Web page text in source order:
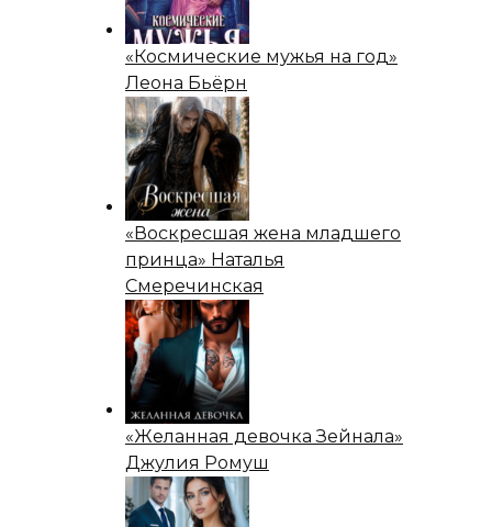
«Космические мужья на год»
Леона Бьёрн
«Воскресшая жена младшего
принца» Наталья
Смеречинская
«Желанная девочка Зейнала»
Джулия Ромуш